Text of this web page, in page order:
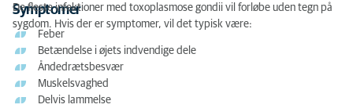
Symptomer
De fleste infektioner med toxoplasmose gondii vil forløbe uden tegn på
sygdom. Hvis der er symptomer, vil det typisk være:
Feber
Betændelse i øjets indvendige dele
Åndedrætsbesvær
Muskelsvaghed
Delvis lammelse